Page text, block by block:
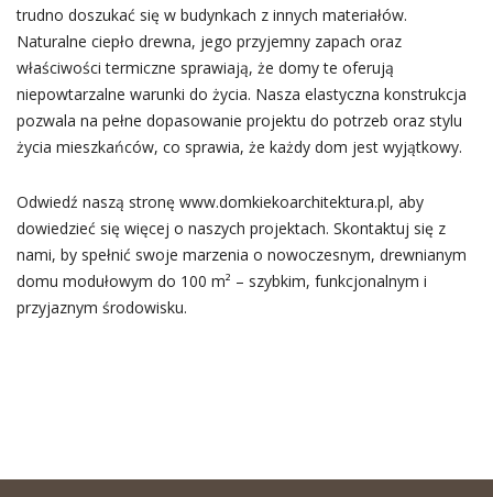
trudno doszukać się w budynkach z innych materiałów.
Naturalne ciepło drewna, jego przyjemny zapach oraz
właściwości termiczne sprawiają, że domy te oferują
niepowtarzalne warunki do życia. Nasza elastyczna konstrukcja
pozwala na pełne dopasowanie projektu do potrzeb oraz stylu
życia mieszkańców, co sprawia, że każdy dom jest wyjątkowy.
Odwiedź naszą stronę www.domkiekoarchitektura.pl, aby
dowiedzieć się więcej o naszych projektach. Skontaktuj się z
nami, by spełnić swoje marzenia o nowoczesnym, drewnianym
domu modułowym do 100 m² – szybkim, funkcjonalnym i
przyjaznym środowisku.